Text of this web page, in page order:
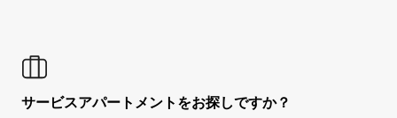
サービスアパートメントをお探しですか？